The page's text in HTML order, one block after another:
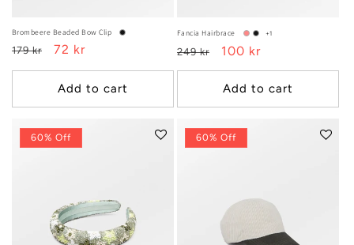
Brombeere Beaded Bow Clip
Regular
price
179 kr
Sale
price
72 kr
Add to cart
Fancia Hairbrace +1
Regular
price
249 kr
Sale
price
100 kr
Add to cart
60% Off 60% Off